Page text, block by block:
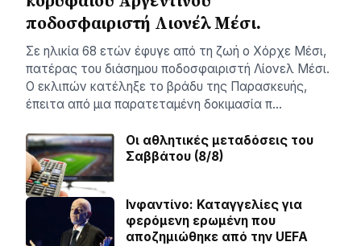
ποδοσφαιριστή Λιονέλ Μέσι.
Σε ηλικία 68 ετών έφυγε από τη ζωή ο Χόρχε Μέσι,
πατέρας του διάσημου ποδοσφαιριστή Λίονελ Μέσι.
Ο εκλιπών κατέληξε το βράδυ της Παρασκευής,
έπειτα από μια παρατεταμένη δοκιμασία π…
Οι αθλητικές μεταδόσεις του
Σαββάτου (8/8)
Ινφαντίνο: Καταγγελίες για
φερόμενη ερωμένη που
αποζημιώθηκε από την UEFA